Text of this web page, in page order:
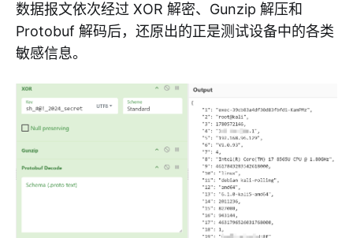
数据报文依次经过 XOR 解密、Gunzip 解压和
Protobuf 解码后，还原出的正是测试设备中的各类
敏感信息。